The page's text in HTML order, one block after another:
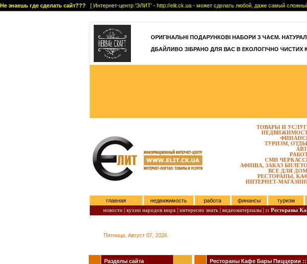
Не знаешь где сделать сайт??? [ Интернет-центр 'ЭЛИТ' - http://elit.ck.ua - может сделать любой, даже самый сложный
]
ОРИГІНАЛЬНІ ПОДАРУНКОВІ НАБОРИ З ЧАЄМ.
ДБАЙЛИВО ЗІБРАНО ДЛЯ ВАС В ЕКОЛОГІЧНО ЧИСТИХ
ТОВАРЫ И
ТУРИЗМ,
СМИ
АФИША, ЗАКАЗ
ВСЕ ДЛЯ
РЕСТОРАНЫ,
ИНТЕРНЕТ-
главная недвижимость работа финансы туризм
новости | кухни народов мира | интересно знать | видеоматериалы | :: Рестораны
Пятница, Август 07, 2026.
Разделы сайта Рестораны Кафе Бары Пиццерии ::